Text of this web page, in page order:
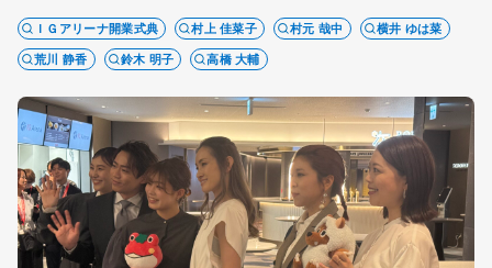
ＩＧアリーナ開業式典 村上 佳菜子 村元 哉中
横井 ゆは菜
荒川 静香
鈴木 明子 高橋 大輔